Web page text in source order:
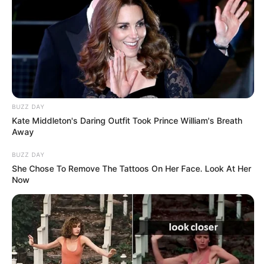
BUZZ DAY
Kate Middleton's Daring Outfit Took Prince William's Breath
Away
BUZZ DAY
She Chose To Remove The Tattoos On Her Face. Look At Her
Now